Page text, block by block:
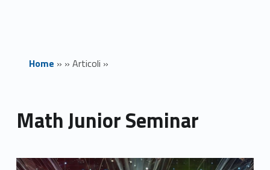
Home » » Articoli »
Math Junior Seminar
Link identifier archive #link-archive-thumb-soap-152